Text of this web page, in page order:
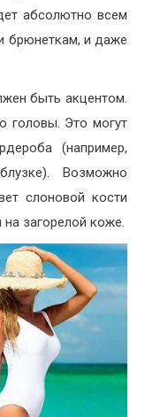
абсолютно всем
брюнеткам, и даже
быть акцентом.
головы. Это могут
(например,
Возможно
слоновой кости
загорелой коже.